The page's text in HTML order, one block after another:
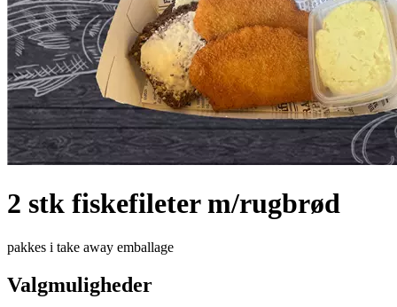
2 stk fiskefileter m/rugbrød
pakkes i take away emballage
Valgmuligheder